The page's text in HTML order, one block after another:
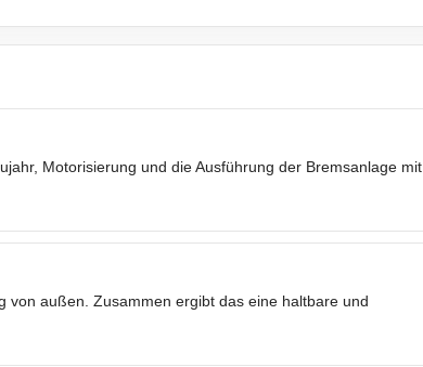
Motorisierung und die Ausführung der Bremsanlage mit
von außen. Zusammen ergibt das eine haltbare und